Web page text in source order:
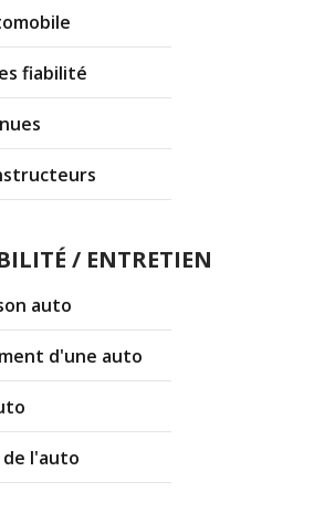
fiabilité
/ ENTRETIEN
auto
d'une auto
de l'auto